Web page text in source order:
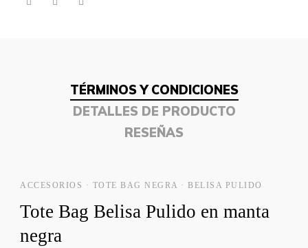
TÉRMINOS Y CONDICIONES
DETALLES DE PRODUCTO
RESEÑAS
ACCESORIOS · TOTE BAG NEGRA · BELISA PULIDO
Tote Bag Belisa Pulido en manta
negra